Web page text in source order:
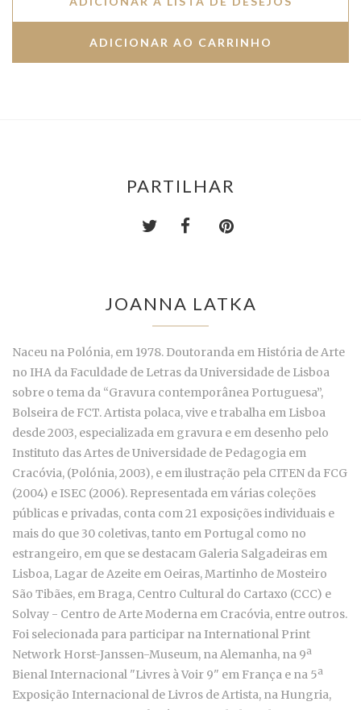
PARTILHAR
JOANNA LATKA
Naceu na Polónia, em 1978. Doutoranda em História de Arte
no IHA da Faculdade de Letras da Universidade de Lisboa
sobre o tema da “Gravura contemporânea Portuguesa”,
Bolseira de FCT. Artista polaca, vive e trabalha em Lisboa
desde 2003, especializada em gravura e em desenho pelo
Instituto das Artes de Universidade de Pedagogia em
Cracóvia, (Polónia, 2003), e em ilustração pela CITEN da FCG
(2004) e ISEC (2006). Representada em várias coleções
públicas e privadas, conta com 21 exposições individuais e
mais do que 30 coletivas, tanto em Portugal como no
estrangeiro, em que se destacam Galeria Salgadeiras em
Lisboa, Lagar de Azeite em Oeiras, Martinho de Mosteiro
São Tibães, em Braga, Centro Cultural do Cartaxo (CCC) e
Solvay - Centro de Arte Moderna em Cracóvia, entre outros.
Foi selecionada para participar na International Print
Network Horst-Janssen-Museum, na Alemanha, na 9ª
Bienal Internacional "Livres à Voir 9" em França e na 5ª
Exposição Internacional de Livros de Artista, na Hungria,